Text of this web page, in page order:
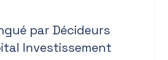
par Décideurs
Investissement